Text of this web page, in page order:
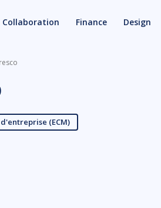
Collaboration Finance Design
(ECM)